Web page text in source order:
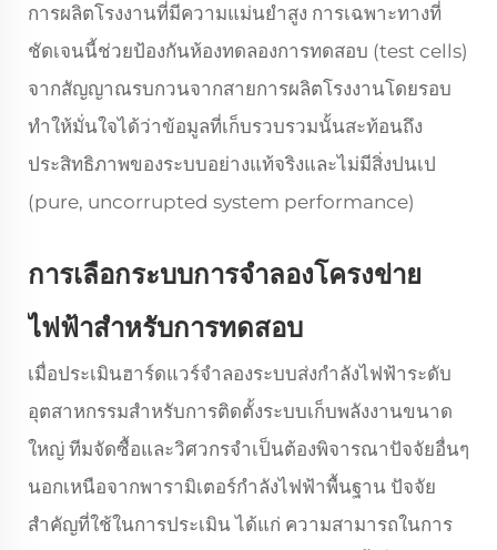
การผลิตโรงงานที่มีความแม่นยำสูง การเฉพาะทางที่
ชัดเจนนี้ช่วยป้องกันห้องทดลองการทดสอบ (test cells)
จากสัญญาณรบกวนจากสายการผลิตโรงงานโดยรอบ
ทำให้มั่นใจได้ว่าข้อมูลที่เก็บรวบรวมนั้นสะท้อนถึง
ประสิทธิภาพของระบบอย่างแท้จริงและไม่มีสิ่งปนเป
(pure, uncorrupted system performance)
การเลือกระบบการจำลองโครงข่าย
ไฟฟ้าสำหรับการทดสอบ
เมื่อประเมินฮาร์ดแวร์จำลองระบบส่งกำลังไฟฟ้าระดับ
อุตสาหกรรมสำหรับการติดตั้งระบบเก็บพลังงานขนาด
ใหญ่ ทีมจัดซื้อและวิศวกรจำเป็นต้องพิจารณาปัจจัยอื่นๆ
นอกเหนือจากพารามิเตอร์กำลังไฟฟ้าพื้นฐาน ปัจจัย
สำคัญที่ใช้ในการประเมิน ได้แก่ ความสามารถในการ